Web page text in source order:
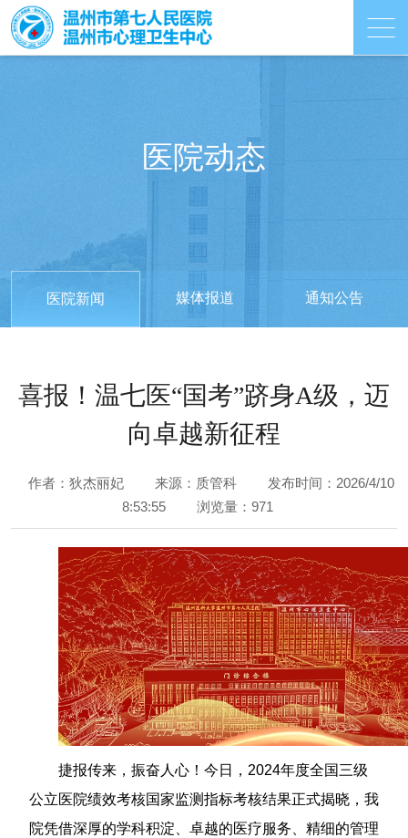
医院动态
医院新闻 媒体报道 通知公告
喜报！温七医“国考”跻身A级，迈
向卓越新征程
作者：狄杰丽妃 来源：质管科
发布时间：2026/4/10
8:53:55
浏览量：971
捷报传来，振奋人心！今日，2024年度全国三级
公立医院绩效考核国家监测指标考核结果正式揭晓，我
院凭借深厚的学科积淀、卓越的医疗服务、精细的管理